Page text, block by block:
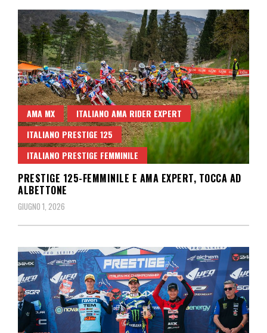
AMA MX
ITALIANO AMA RIDER EXPERT
ITALIANO PRESTIGE 125
ITALIANO PRESTIGE FEMMINILE
PRESTIGE 125-FEMMINILE E AMA EXPERT, TOCCA AD
ALBETTONE
GIUGNO 1, 2026